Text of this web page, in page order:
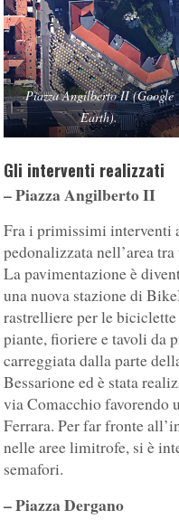
Piazza Angilberto II (Google
Earth).
Gli interventi realizzati
– Piazza Angilberto II
Fra i primissimi interventi
pedonalizzata nell’area
La pavimentazione è
una nuova stazione di
rastrelliere per le
piante, fioriere e tavoli da
carreggiata dalla parte
Bessarione ed è stata
via Comacchio favorendo
Ferrara. Per far fronte
nelle aree limitrofe, si è
semafori.
– Piazza Dergano